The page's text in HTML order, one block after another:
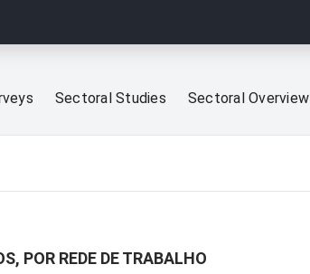
Sectoral Studies Sectoral Overview
POR REDE DE TRABALHO